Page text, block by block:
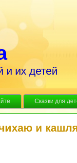
и их детей
Сказки для
чихаю и